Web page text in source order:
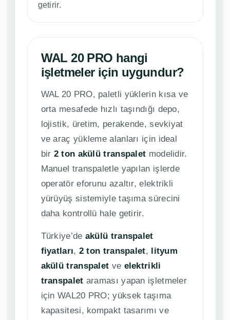
getirir.
WAL 20 PRO hangi
işletmeler için uygundur?
WAL 20 PRO, paletli yüklerin kısa ve
orta mesafede hızlı taşındığı depo,
lojistik, üretim, perakende, sevkiyat
ve araç yükleme alanları için ideal
bir 2 ton akülü transpalet modelidir.
Manuel transpaletle yapılan işlerde
operatör eforunu azaltır, elektrikli
yürüyüş sistemiyle taşıma sürecini
daha kontrollü hale getirir.
Türkiye’de akülü transpalet
fiyatları, 2 ton transpalet, lityum
akülü transpalet ve elektrikli
transpalet araması yapan işletmeler
için WAL20 PRO; yüksek taşıma
kapasitesi, kompakt tasarımı ve